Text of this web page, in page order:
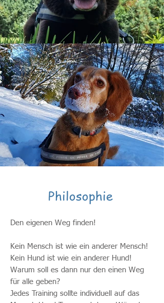
Philosophie
Den eigenen Weg finden!
Kein Mensch ist wie ein anderer Mensch!
Kein Hund ist wie ein anderer Hund!
Warum soll es dann nur den einen Weg
für alle geben?
Jedes Training sollte individuell auf das